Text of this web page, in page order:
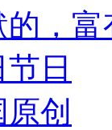
的，
日
创